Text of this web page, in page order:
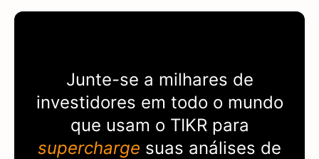
Junte-se a milhares de
investidores em todo o mundo
que usam o TIKRpara
supercharge suas análises de